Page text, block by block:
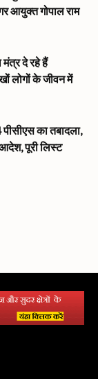
आयुक्त गोपाल राम
दे रहे हैं
लोगों के जीवन में
का तबादला,
पूरी लिस्ट